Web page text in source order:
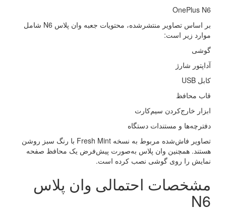
OnePlus N6
بر اساس تصاویر منتشرشده، محتویات جعبه وان پلاس N6 شامل
موارد زیر است:
گوشی
آداپتور شارژ
کابل USB
قاب محافظ
ابزار خارج‌کردن سیم‌کارت
دفترچه‌ها و مستندات دستگاه
تصاویر فاش‌شده مربوط به نسخه Fresh Mint با رنگ سبز روشن
هستند. همچنین وان پلاس به‌صورت پیش‌فرض یک محافظ صفحه
نمایش را روی گوشی نصب کرده است.
مشخصات احتمالی وان پلاس
N6